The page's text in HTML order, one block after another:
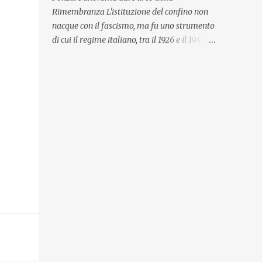
L'incontro può essere fatto in classe, presso il
Museo Ebraico di Bologna o su piattaforme
per la didattica a distanza. Sono a
disposizione dei docenti per creare insieme
Rimembranza L'istituzione del confino non
nacque con il fascismo, ma fu uno strumento
di cui il regime italiano, tra il 1926 e il 1943,